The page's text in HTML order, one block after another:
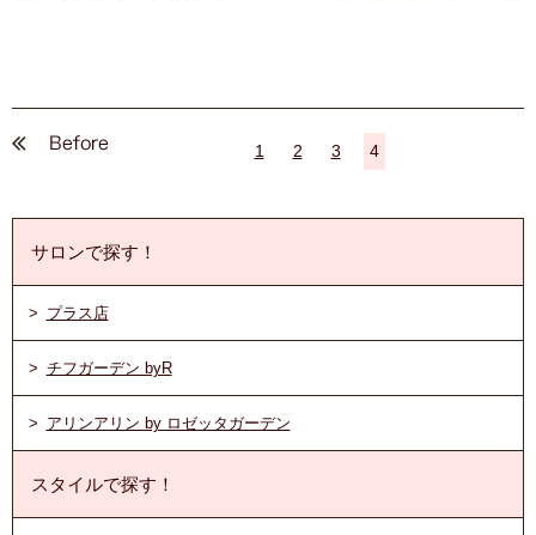
1 2 3 4
サロンで探す！
プラス店
チフガーデン byR
アリンアリン by ロゼッタガーデン
スタイルで探す！